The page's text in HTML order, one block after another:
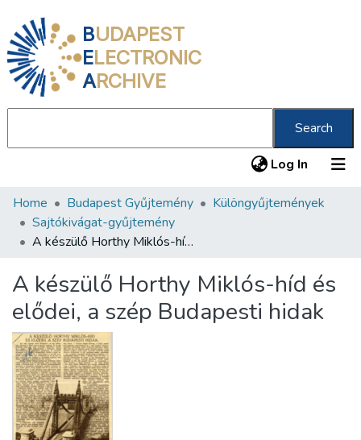
BUDAPEST
ELECTRONIC
ARCHIVE
Search
Log In (current)
Communities & Collections
All of DSpace
About us
Home Budapest Gyűjtemény
Különgyűjtemények
Sajtókivágat-gyűjtemény
A készülő Horthy Miklós-híd és elődei, a szép Budapesti hidak
A készülő Horthy Miklós-híd és
elődei, a szép Budapesti hidak